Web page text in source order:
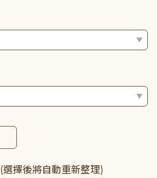
(選擇後將自動重新整理)